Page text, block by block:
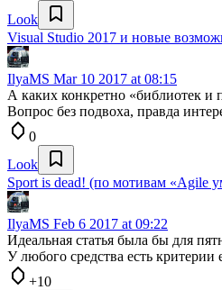
Look
Visual Studio 2017 и новые
IlyaMS Mar 10 2017 at 08:15
А каких конкретно «библиотек и
Вопрос без подвоха, правда
0
Look
Sport is dead! (по мотивам «Agile
IlyaMS Feb 6 2017 at 09:22
Идеальная статья была бы для
У любого средства есть
+10